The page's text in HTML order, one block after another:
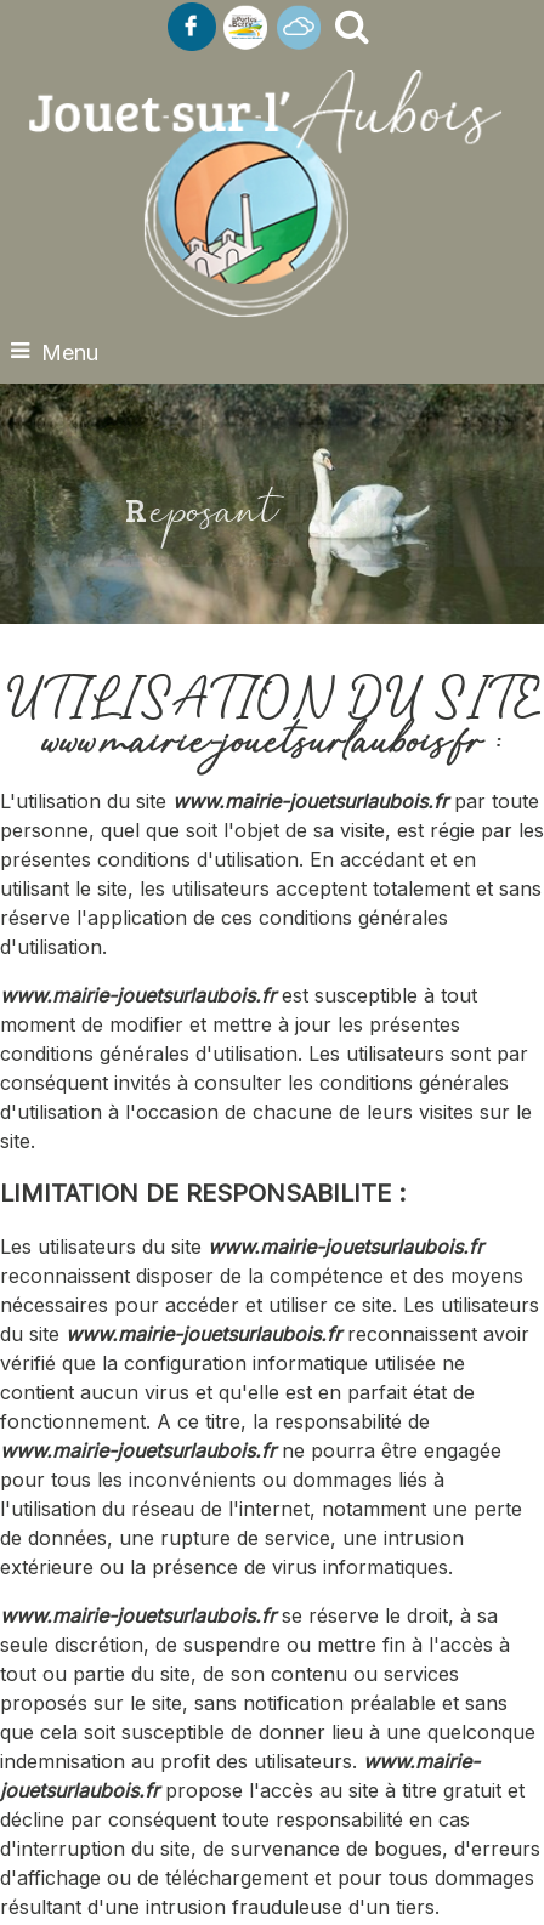
Menu
Reposant
UTILISATION DU SITE
www.mairie-jouetsurlaubois.fr:
L'utilisation du site www.mairie-jouetsurlaubois.frpar toute
personne, quel que soit l'objet de sa visite, est régie par les
présentes conditions d'utilisation. En accédant et en
utilisant le site, les utilisateurs acceptent totalement et sans
réserve l'application de ces conditions générales
d'utilisation.
www.mairie-jouetsurlaubois.frest susceptible à tout
moment de modifier et mettre à jour les présentes
conditions générales d'utilisation. Les utilisateurs sont par
conséquent invités à consulter les conditions générales
d'utilisation à l'occasion de chacune de leurs visites sur le
site.
LIMITATION DE RESPONSABILITE :
Les utilisateurs du site www.mairie-jouetsurlaubois.fr
reconnaissent disposer de la compétence et des moyens
nécessaires pour accéder et utiliser ce site. Les utilisateurs
du site www.mairie-jouetsurlaubois.frreconnaissent avoir
vérifié que la configuration informatique utilisée ne
contient aucun virus et qu'elle est en parfait état de
fonctionnement. A ce titre, la responsabilité de
www.mairie-jouetsurlaubois.frne pourra être engagée
pour tous les inconvénients ou dommages liés à
l'utilisation du réseau de l'internet, notamment une perte
de données, une rupture de service, une intrusion
extérieure ou la présence de virus informatiques.
www.mairie-jouetsurlaubois.frse réserve le droit, à sa
seule discrétion, de suspendre ou mettre fin à l'accès à
tout ou partie du site, de son contenu ou services
proposés sur le site, sans notification préalable et sans
que cela soit susceptible de donner lieu à une quelconque
indemnisation au profit des utilisateurs. www.mairie-
jouetsurlaubois.frpropose l'accès au site à titre gratuit et
décline par conséquent toute responsabilité en cas
d'interruption du site, de survenance de bogues, d'erreurs
d'affichage ou de téléchargement et pour tous dommages
résultant d'une intrusion frauduleuse d'un tiers.